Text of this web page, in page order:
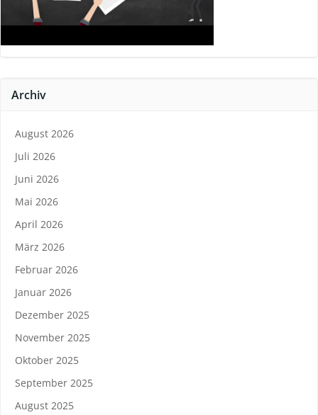
Archiv
August 2026
Juli 2026
Juni 2026
Mai 2026
April 2026
März 2026
Februar 2026
Januar 2026
Dezember 2025
November 2025
Oktober 2025
September 2025
August 2025